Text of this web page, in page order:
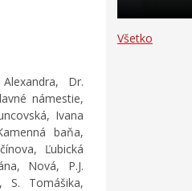
Dr.
námestie,
Ivana
baňa,
Ľubická
Nová, P.J.
S. Tomášika,
Všetko